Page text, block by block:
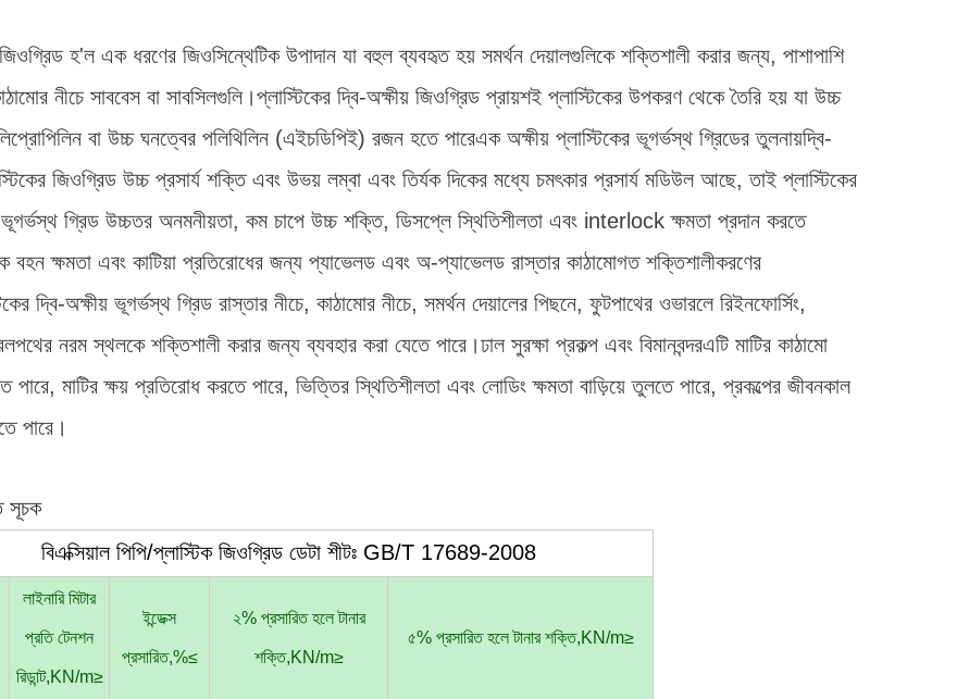
জিওগ্রিড হ'ল এক ধরণের জিওসিন্থেটিক উপাদান যা বহুল ব্যবহৃত হয় সমর্থন দেয়ালগুলিকে শক্তিশালী করার জন্য, পাশাপাশি
নীচে সাববেস বা সাবসিলগুলি।প্লাস্টিকের দ্বি-অক্ষীয় জিওগ্রিড প্রায়শই প্লাস্টিকের উপকরণ থেকে তৈরি হয় যা উচ্চ
বা উচ্চ ঘনত্বের পলিথিলিন (এইচডিপিই) রজন হতে পারেএক অক্ষীয় প্লাস্টিকের ভূগর্ভস্থ গ্রিডের তুলনায়দ্বি-
জিওগ্রিড উচ্চ প্রসার্য শক্তি এবং উভয় লম্বা এবং তির্যক দিকের মধ্যে চমৎকার প্রসার্য মডিউল আছে, তাই প্লাস্টিকের
ভূগর্ভস্থ গ্রিড উচ্চতর অনমনীয়তা, কম চাপে উচ্চ শক্তি, ডিসপ্লে স্থিতিশীলতা এবং interlock ক্ষমতা প্রদান করতে
বহন ক্ষমতা এবং কাটিয়া প্রতিরোধের জন্য প্যাভেলড এবং অ-প্যাভেলড রাস্তার কাঠামোগত শক্তিশালীকরণের
দ্বি-অক্ষীয় ভূগর্ভস্থ গ্রিড রাস্তার নীচে, কাঠামোর নীচে, সমর্থন দেয়ালের পিছনে, ফুটপাথের ওভারলে রিইনফোর্সিং,
নরম স্থলকে শক্তিশালী করার জন্য ব্যবহার করা যেতে পারে।ঢাল সুরক্ষা প্রকল্প এবং বিমানবন্দরএটি মাটির কাঠামো
মাটির ক্ষয় প্রতিরোধ করতে পারে, ভিত্তির স্থিতিশীলতা এবং লোডিং ক্ষমতা বাড়িয়ে তুলতে পারে, প্রকল্পের জীবনকাল
পারে।
সূচক
বিএক্সিয়াল পিপি/প্লাস্টিক জিওগ্রিড ডেটা শীটঃ GB/T 17689-2008
লাইনারি মিটার
প্রতি টেনশন
রিডান্ট,KN/m≥
ইন্ডেক্স
প্রসারিত,%≤
২% প্রসারিত হলে টানার
শক্তি,KN/m≥
৫% প্রসারিত হলে টানার শক্তি,KN/m≥